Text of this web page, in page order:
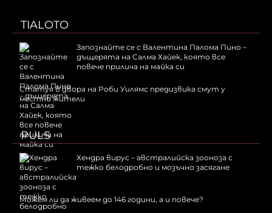
TIALOTO
Запознайте се с Валентина Палома Пино –
дъщерята на Салма Хайек, която все
повече прилича на майка си
Статуя в двора на Роби Уилямс предизвика смут у
местни жители
PULS
Хендра вирус – австралийска зооноза с
тежко белодробно и мозъчно засягане
Можем ли да живеем до 146 години, а и повече?